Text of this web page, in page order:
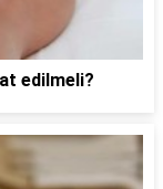
edilmeli?